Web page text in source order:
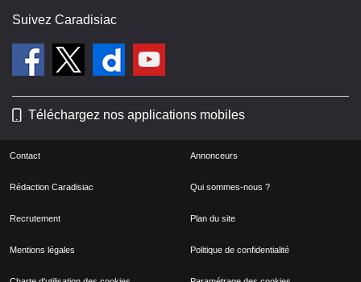
Suivez Caradisiac
Téléchargez nos applications mobiles
Contact Annonceurs
Rédaction Caradisiac Qui sommes-nous ?
Recrutement Plan du site
Mentions légales Politique de confidentialité